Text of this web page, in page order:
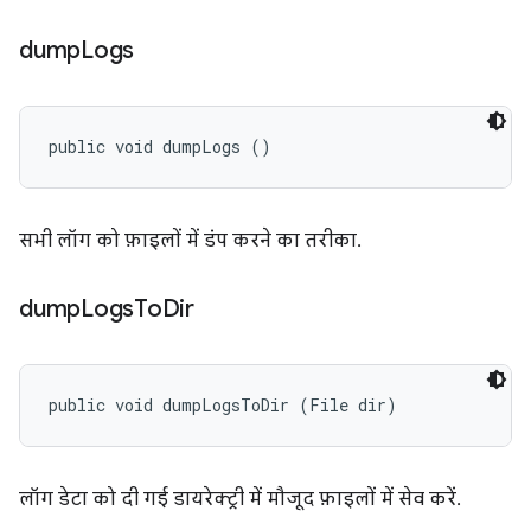
dumpLogs
public void dumpLogs ()
सभी लॉग को फ़ाइलों में डंप करने का तरीका.
dumpLogsToDir
public void dumpLogsToDir (File dir)
लॉग डेटा को दी गई डायरेक्ट्री में मौजूद फ़ाइलों में सेव करें.